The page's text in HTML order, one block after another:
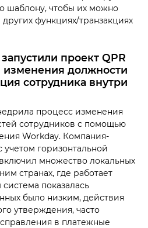
шаблону, чтобы их можно
функциях/транзакциях
проект QPR
изменения должности
сотрудника внутри
процесс изменения
сотрудников с помощью
Workday. Компания-
горизонтальной
множество локальных
странах, где работает
показалась
было низким, действия
утверждения, часто
в платежные